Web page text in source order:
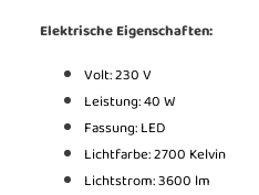
Elektrische Eigenschaften:
Volt: 230 V
Leistung: 40W
Fassung: LED
Lichtfarbe: 2700 Kelvin
Lichtstrom: 3600 lm